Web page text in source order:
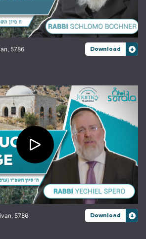
5786 Download
5786 Download